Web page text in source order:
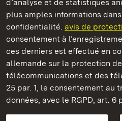
d’analyse et de statistiques
plus amples informations
confidentialité. avis de
consentement à
ces derniers est effectué en
allemande sur la protection
télécommunications et des
25 par. 1, le consentement au
données, avec le RGPD, art. 6
Château-fort de Wäscherschloss
Châteaux et jardins publics
FAQ et réponsesMentions
Explications sur l’accessibilité
BITV-konform (geprüfte